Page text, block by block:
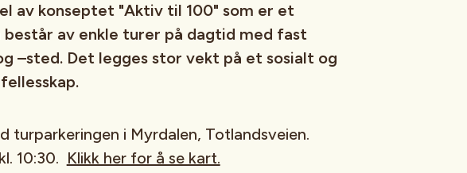
av konseptet "Aktiv til 100" som er et
av enkle turer på dagtid med fast
–sted. Det legges stor vekt på et sosialt og
turparkeringen i Myrdalen, Totlandsveien.
10:30. Klikk her for å se kart.